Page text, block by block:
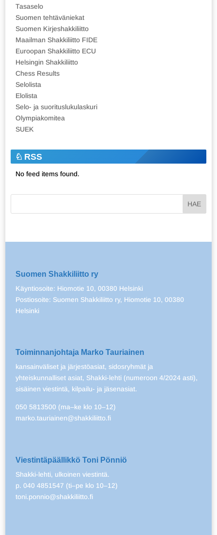
Tasaselo
Suomen tehtäväniekat
Suomen Kirjeshakkiliitto
Maailman Shakkiliitto FIDE
Euroopan Shakkiliitto ECU
Helsingin Shakkiliitto
Chess Results
Selolista
Elolista
Selo- ja suorituslukulaskuri
Olympiakomitea
SUEK
RSS
No feed items found.
Suomen Shakkiliitto ry
Käyntiosoite: Hiomotie 10, 00380 Helsinki
Postiosoite: Suomen Shakkiliitto ry, Hiomotie 10, 00380
Helsinki
Toiminnanjohtaja Marko Tauriainen
kansainväliset ja järjestöasiat, sidosryhmät ja
yhteiskunnalliset asiat, Shakki-lehti (numeroon 4/2024 asti),
sisäinen viestintä, kilpailu- ja jäsenasiat.
050 5813500 (ma–ke klo 10–12)
marko.tauriainen@shakkiliitto.fi
Viestintäpäällikkö Toni Pönniö
Shakki-lehti, ulkoinen viestintä.
p. 040 4851547 (ti–pe klo 10–12)
toni.ponnio@shakkiliitto.fi